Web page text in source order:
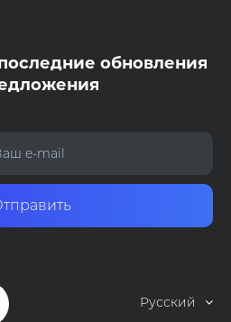
обновления
Русский